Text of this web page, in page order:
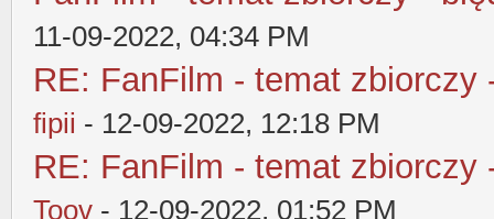
11-09-2022, 04:34 PM
RE: FanFilm - temat zbiorczy
fipii - 12-09-2022, 12:18 PM
RE: FanFilm - temat zbiorczy
Toov - 12-09-2022, 01:52 PM